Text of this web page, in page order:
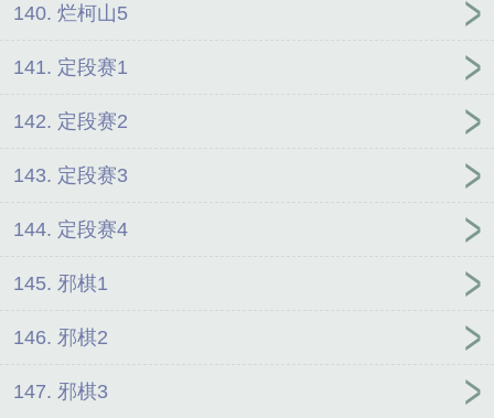
140. 烂柯山5
141. 定段赛1
142. 定段赛2
143. 定段赛3
144. 定段赛4
145. 邪棋1
146. 邪棋2
147. 邪棋3